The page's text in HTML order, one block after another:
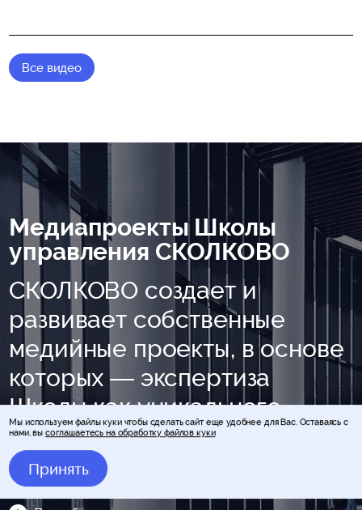
Все видео
Медиапроекты Школы
управления СКОЛКОВО
СКОЛКОВО создает и
развивает собственные
медийные проекты, в основе
которых — экспертиза
Школы как уникального
образовательного
пространства
Мы используем файлы куки чтобы сделать сайт еще удобнее для Вас. Оставаясь с
нами, вы соглашаетесь на обработку файлов куки
Принять